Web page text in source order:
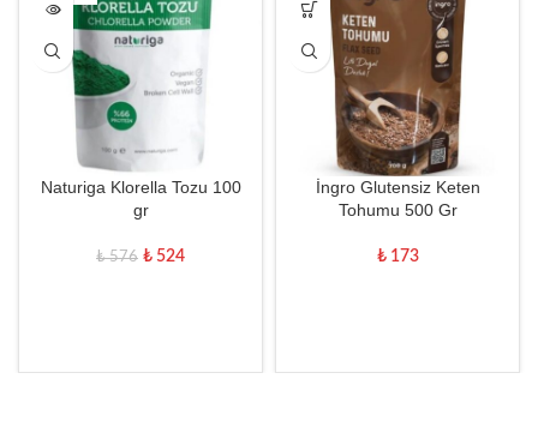
Naturiga Klorella Tozu 100
gr
₺576 ₺ 524
İngro Glutensiz Keten
Tohumu 500 Gr
₺173